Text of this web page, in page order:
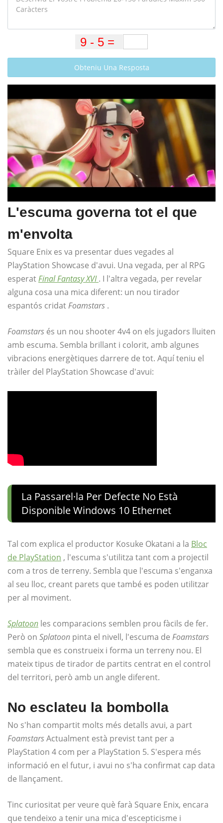
Obteniu Una Resposta
L'escuma governa tot el que
m'envolta
Square Enix es va presentar dues vegades al
PlayStation Showcase d'avui. Una vegada, per al RPG
esperatFinal Fantasy XVI . I l'altra vegada, per revelar
alguna cosa una mica diferent: un nou tirador
espantós cridatFoamstars .
Foamstars és un nou shooter 4v4 on els jugadors lluiten
amb escuma. Sembla brillant i colorit, amb algunes
vibracions energètiques darrere de tot. Aquí teniu el
tràiler del PlayStation Showcase d'avui:
La Passarel·la Per Defecte No Està
Disponible Windows 10 Ethernet
Tal com explica el productor Kosuke Okatani a la Bloc
de PlayStation , l'escuma s'utilitza tant com a projectil
com a tros de terreny. Sembla que l'escuma s'enganxa
al seu lloc, creant parets que també es poden utilitzar
per al moviment.
Splatoon les comparacions semblen prou fàcils de fer.
Però on Splatoon pinta el nivell, l'escuma de Foamstars
sembla que es construeix i forma un terreny nou. El
mateix tipus de tirador de partits centrat en el control
del territori, però amb un angle diferent.
No esclateu la bombolla
No s'han compartit molts més detalls avui, a part
FoamstarsActualment està previst tant per a
PlayStation 4 com per a PlayStation 5. S'espera més
informació en el futur, i avui no s'ha confirmat cap data
de llançament.
Tinc curiositat per veure què farà Square Enix, encara
que tendeixo a tenir una mica d'escepticisme i